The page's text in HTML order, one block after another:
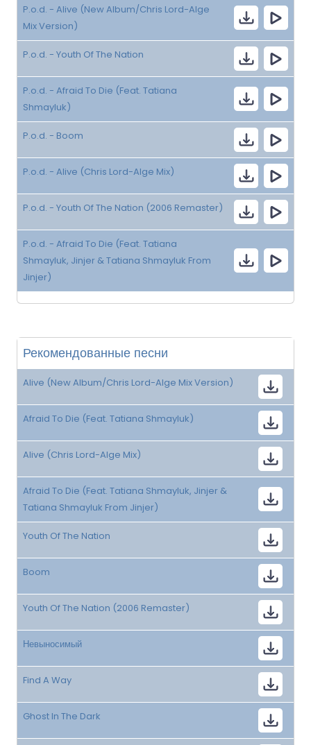
P.o.d. - Alive (New Album/Chris Lord-Alge
Mix Version)
P.o.d. - Youth Of The Nation
P.o.d. - Afraid To Die (Feat. Tatiana
Shmayluk)
P.o.d. - Boom
P.o.d. - Alive (Chris Lord-Alge Mix)
P.o.d. - Youth Of The Nation (2006 Remaster)
P.o.d. - Afraid To Die (Feat. Tatiana
Shmayluk, Jinjer & Tatiana Shmayluk From
Jinjer)
Рекомендованные песни
Alive (New Album/Chris Lord-Alge Mix Version)
Afraid To Die (Feat. Tatiana Shmayluk)
Alive (Chris Lord-Alge Mix)
Afraid To Die (Feat. Tatiana Shmayluk, Jinjer &
Tatiana Shmayluk From Jinjer)
Youth Of The Nation
Boom
Youth Of The Nation (2006 Remaster)
Невыносимый
Find A Way
Ghost In The Dark